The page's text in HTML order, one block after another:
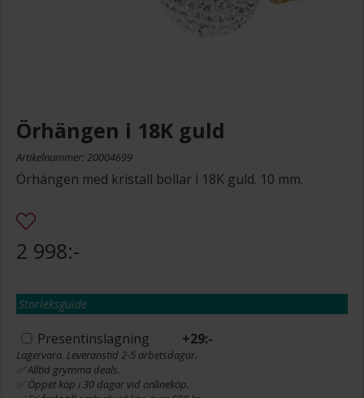
Örhängen i 18K guld
Artikelnummer: 20004699
Örhängen med kristall bollar i 18K guld. 10 mm.
2 998:-
Storleksguide
Presentinslagning +29:-
Lagervara. Leveranstid 2-5 arbetsdagar.
✅ Alltid grymma deals.
✅ Öppet köp i 30 dagar vid onlineköp.